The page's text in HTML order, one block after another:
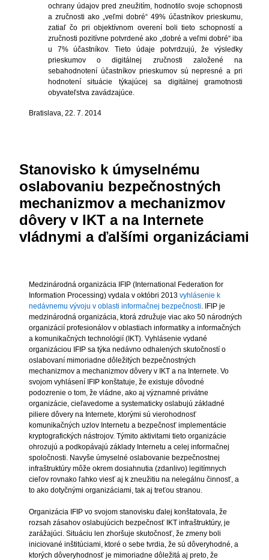
ochrany údajov pred zneužitím, hodnotilo svoje schopnosti
a zručnosti ako „veľmi dobré“ 49% účastníkov prieskumu,
zatiaľ čo pri objektívnom overení boli tieto schopností a
zručnosti pozitívne potvrdené ako „dobré a veľmi dobré“ iba
u 7% účastníkov. Tieto údaje potvrdzujú, že výsledky
prieskumov o digitálnej zručnosti založené na
sebahodnotení účastníkov prieskumov sú nepresné a pri
hodnotení situácie týkajúcej sa digitálnej gramotnosti
obyvateľstva zavádzajúce.
Bratislava, 22. 7. 2014
Stanovisko k úmyselnému
oslabovaniu bezpečnostných
mechanizmov a mechanizmov
dôvery v IKT a na Internete
vládnymi a ďalšími organizáciami
Medzinárodná organizácia IFIP (International Federation for
Information Processing) vydala v októbri 2013 vyhlásenie k
nedávnemu vývoju v oblasti informačnej bezpečnosti. IFIP je
medzinárodná organizácia, ktorá združuje viac ako 50 národných
organizácií profesionálov v oblastiach informatiky a informačných
a komunikačných technológií (IKT). Vyhlásenie vydané
organizáciou IFIP sa týka nedávno odhalených skutočností o
oslabovaní mimoriadne dôležitých bezpečnostných
mechanizmov a mechanizmov dôvery v IKT a na Internete. Vo
svojom vyhlásení IFIP konštatuje, že existuje dôvodné
podozrenie o tom, že vládne, ako aj významné privátne
organizácie, cieľavedome a systematicky oslabujú základné
piliere dôvery na Internete, ktorými sú vierohodnosť
komunikačných uzlov Internetu a bezpečnosť implementácie
kryptografických nástrojov. Týmito aktivitami tieto organizácie
ohrozujú a podkopávajú základy Internetu a celej informačnej
spoločnosti. Navyše úmyselné oslabovanie bezpečnostnej
infraštruktúry môže okrem dosiahnutia (zdanlivo) legitímnych
cieľov rovnako ľahko viesť aj k zneužitiu na nelegálnu činnosť, a
to ako dotyčnými organizáciami, tak aj treťou stranou.
Organizácia IFIP vo svojom stanovisku ďalej konštatovala, že
rozsah zásahov oslabujúcich bezpečnosť IKT infraštruktúry, je
zarážajúci. Situáciu len zhoršuje skutočnosť, že zmeny boli
iniciované inštitúciami, ktoré o sebe tvrdia, že sú dôveryhodné, a
ktorých dôveryhodnosť je mimoriadne dôležitá aj preto, že